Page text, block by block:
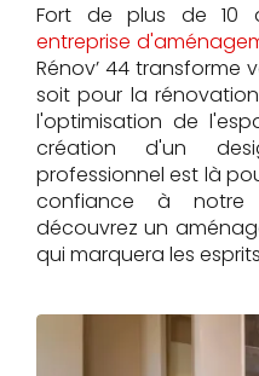
Fort de plus de 10
entreprise
Rénov’ 44 transforme
soit pour la
l'optimisation de
création d'un
professionnel est là
confiance à notre
découvrez un
qui marquera les